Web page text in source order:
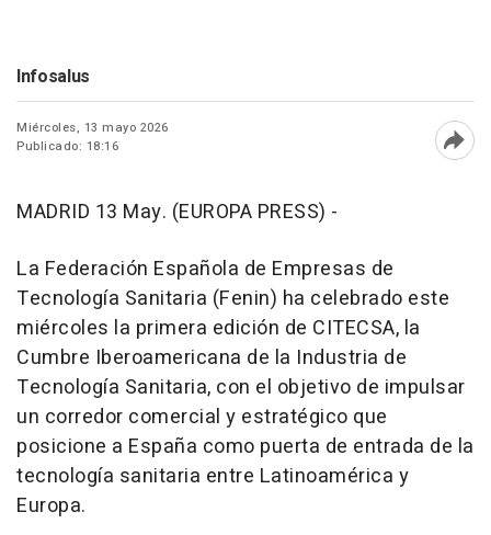
Infosalus
Miércoles, 13 mayo 2026
Publicado: 18:16
MADRID 13 May. (EUROPA PRESS) -
La Federación Española de Empresas de
Tecnología Sanitaria (Fenin) ha celebrado este
miércoles la primera edición de CITECSA, la
Cumbre Iberoamericana de la Industria de
Tecnología Sanitaria, con el objetivo de impulsar
un corredor comercial y estratégico que
posicione a España como puerta de entrada de la
tecnología sanitaria entre Latinoamérica y
Europa.